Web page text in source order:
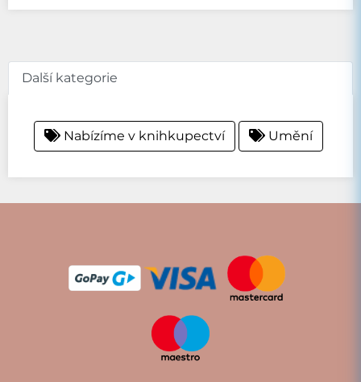
Další kategorie
Nabízíme v knihkupectví Umění